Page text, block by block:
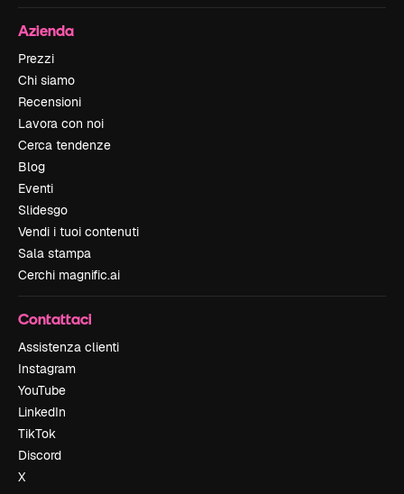
Azienda
Prezzi
Chi siamo
Recensioni
Lavora con noi
Cerca tendenze
Blog
Eventi
Slidesgo
Vendi i tuoi contenuti
Sala stampa
Cerchi magnific.ai
Contattaci
Assistenza clienti
Instagram
YouTube
LinkedIn
TikTok
Discord
X